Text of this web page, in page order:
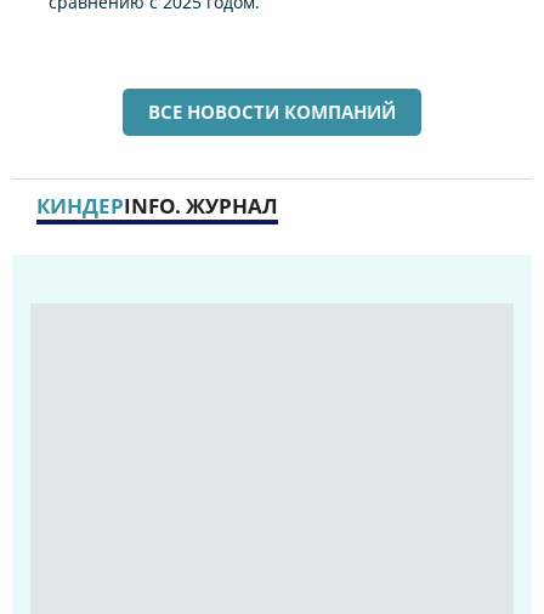
ВСЕ НОВОСТИ КОМПАНИЙ
КИНДЕРINFO. ЖУРНАЛ